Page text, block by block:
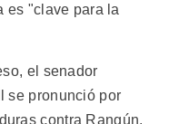
es "clave para la
el senador
se pronunció por
contra Rangún.